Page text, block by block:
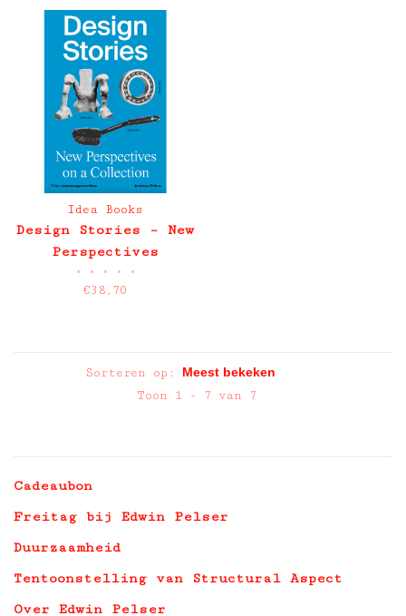
Idea Books
Design Stories – New
Perspectives
• • • • •
€38,70
Sorteren op:
Toon 1 - 7 van 7
Cadeaubon
Freitag bij Edwin Pelser
Duurzaamheid
Tentoonstelling van Structural Aspect
Over Edwin Pelser